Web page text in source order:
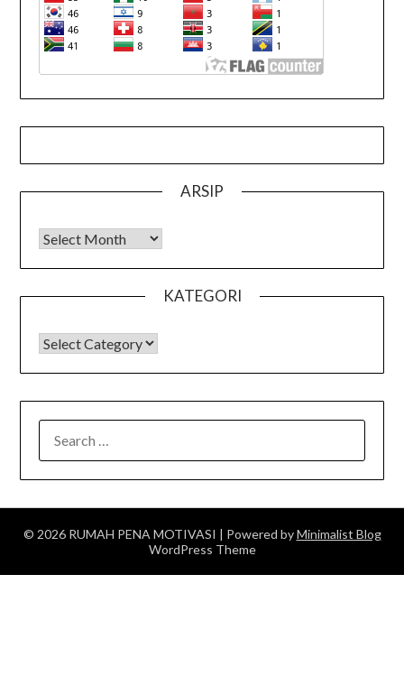
ARSIP
Arsip
KATEGORI
KATEGORI
FOR:
© 2026 RUMAH PENA MOTIVASI | Powered byMinimalist Blog
WordPress Theme